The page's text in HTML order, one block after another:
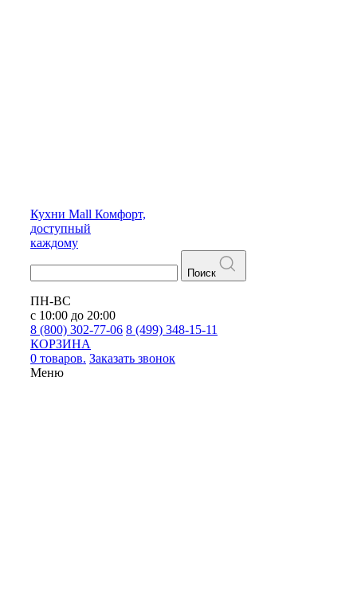
Кухни Mall Комфорт,
доступный
каждому
Поиск
ПН-ВС
с 10:00 до 20:00
8 (800) 302-77-06 8 (499) 348-15-11
КОРЗИНА
0 товаров. Заказать звонок
Меню